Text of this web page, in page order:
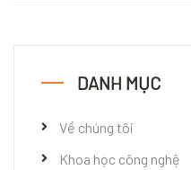
DANH MỤC
Về chúng tôi
Khoa học công nghệ